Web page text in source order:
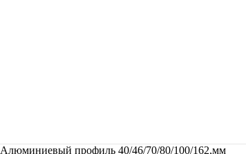
Алюминиевый профиль 40/46/70/80/100/162,мм